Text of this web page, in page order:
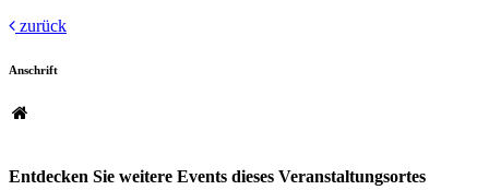
zurück
Anschrift
Entdecken Sie weitere Events dieses Veranstaltungsortes